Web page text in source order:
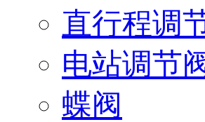
直行程调
电站调节
蝶阀